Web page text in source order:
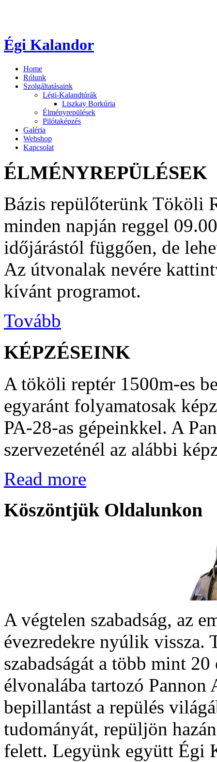
Égi Kalandor
Home
Rólunk
Szolgáltatásaink
Légi-Kalandtúrák
Liszkay Borkúria
Élményrepülések
Pilótaképzés
Galéria
Webshop
Kapcsolat
ÉLMÉNYREPÜLÉSEK
Bázis repülőterünk Tököli
minden napján reggel
időjárástól függően, de
Az útvonalak nevére
kívánt programot.
Tovább
KÉPZÉSEINK
A tököli reptér 1500m-es
egyaránt folyamatosak
PA-28-as gépeinkkel. A
szervezeténél az alábbi
Read more
Köszöntjük Oldalunkon
A végtelen szabadság, az
évezredekre nyúlik vissza.
szabadságát a több mint
élvonalába tartozó
bepillantást a repülés
tudományát, repüljön
felett. Legyünk együtt Égi